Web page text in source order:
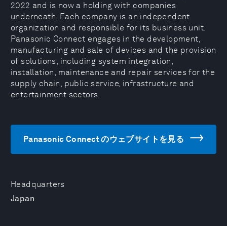
Headquarters
Japan
2022 and is now a holding with companies
underneath. Each company is an independent
organization and responsible for its business unit.
Panasonic Connect engages in the development,
manufacturing and sale of devices and the provision
of solutions, including system integration,
installation, maintenance and repair services for the
supply chain, public service, infrastructure and
entertainment sectors.
Panasonic Connect のウェブサイトを見る